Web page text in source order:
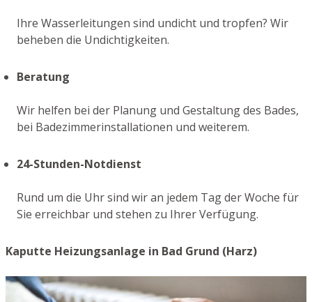
Ihre Wasserleitungen sind undicht und tropfen? Wir
beheben die Undichtigkeiten.
Beratung
Wir helfen bei der Planung und Gestaltung des Bades,
bei Badezimmerinstallationen und weiterem.
24-Stunden-Notdienst
Rund um die Uhr sind wir an jedem Tag der Woche für
Sie erreichbar und stehen zu Ihrer Verfügung.
Kaputte Heizungsanlage in Bad Grund (Harz)